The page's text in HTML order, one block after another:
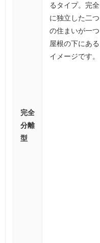
完全
分離
型
るタイプ。完全
に独立した二つ
の住まいが一つ
屋根の下にある
イメージです。